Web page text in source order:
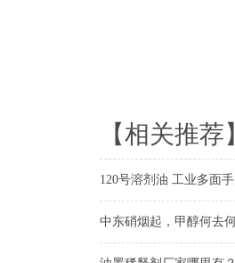
【相关推荐】
120号溶剂油 工业多面
中东硝烟起，甲醇何去